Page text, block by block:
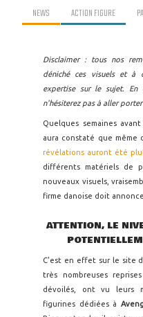
NEWS ACTION FIGURE
Disclaimer : tous nos
déniché ces visuels et à
expertise sur le sujet.
n'hésiterez pas à aller porter
Quelques semaines
aura constaté que même
révélations auront été
différents matériels de
nouveaux visuels,
firme danoise doit
ATTENTION, LE
C'est en effet sur le site
très nombreuses
dévoilés, ont vu leurs
figurines dédiées à